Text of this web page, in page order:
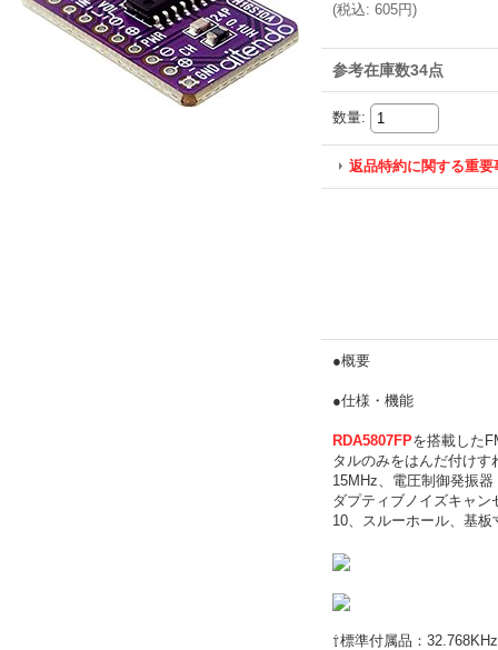
(税込: 605円)
参考在庫数34点
数量:
返品特約に関する重要
●概要
●仕様・機能
RDA5807FPを搭載した
タルのみをはんだ付け
15MHz、電圧制御発振
ダプティブノイズキャ
10、スルーホール、基
⇧標準付属品：